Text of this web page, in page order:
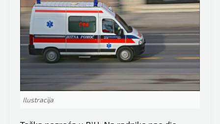
osobe,
pogledajte
snimke
pada
letjelice
koji
su
se
Ilustracija